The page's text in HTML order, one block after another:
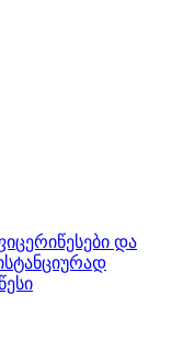
წესები და